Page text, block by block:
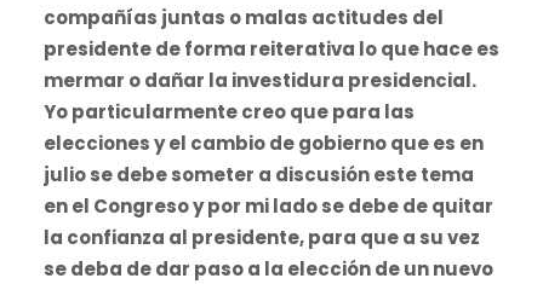
compañías juntas o malas actitudes del
presidente de forma reiterativa lo que hace es
mermar o dañar la investidura presidencial.
Yo particularmente creo que para las
elecciones y el cambio de gobierno que es en
julio se debe someter a discusión este tema
en el Congreso y por mi lado se debe de quitar
la confianza al presidente, para que a su vez
se deba de dar paso a la elección de un nuevo